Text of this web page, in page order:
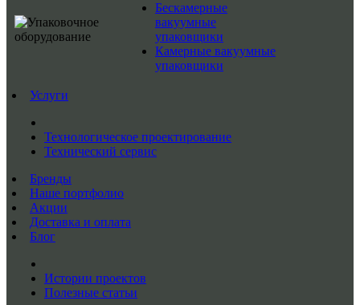
Бескамерные
вакуумные
упаковщики
Камерные вакуумные
упаковщики
Услуги
Технологическое проектирование
Технический сервис
Бренды
Наше портфолио
Акции
Доставка и оплата
Блог
Истории проектов
Полезные статьи